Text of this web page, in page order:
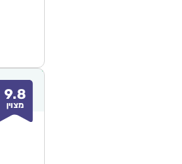
9.8
מצוין